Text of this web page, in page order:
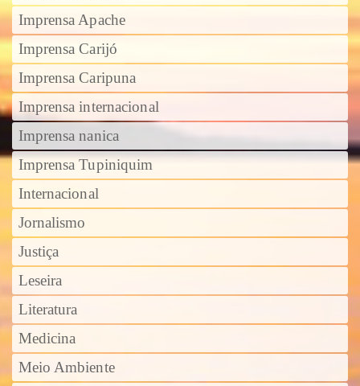
Imprensa Apache
Imprensa Carijó
Imprensa Caripuna
Imprensa internacional
Imprensa nanica
Imprensa Tupiniquim
Internacional
Jornalismo
Justiça
Leseira
Literatura
Medicina
Meio Ambiente